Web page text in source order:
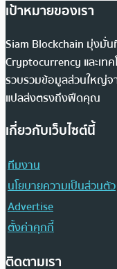
เป้าหมายของเรา
Siam Blockchain มุ่งมั่น
Cryptocurrency และเท
รวบรวมข้อมูลส่วนใหญ่จา
แปลส่งตรงถึงฟีดคุณ
เกี่ยวกับเว็บไซต์นี้
ทีมงาน
นโยบายความเป็นส่วนตัว
Advertise
ตั้งค่าคุกกี้
ติดตามเรา